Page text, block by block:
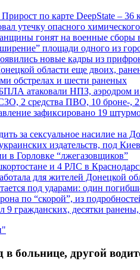
по карте DeepState – 36
утечку опасного
гонят на военные сборы
площади одного из
новые кадры из
области еще двоих,
обстрелах и шести раненых
атаковали НПЗ, аэродром и
2 средства ПВО, 10 броне-, 2
зафиксировано 19
за сексуальное насилие на
издательств, под
в Горловке “лжегазовщиков”
и 4 РЛС в
для жителей Донецкой
под ударами: один
по “скорой”, из
гражданских, десятки
больнице, другой